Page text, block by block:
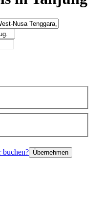
buchen? Übernehmen